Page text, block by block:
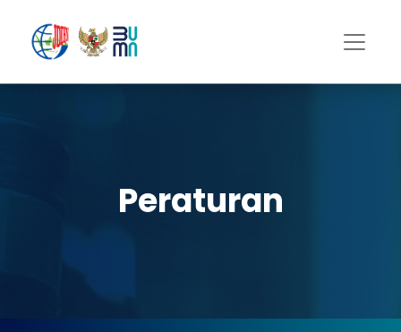
Peraturan